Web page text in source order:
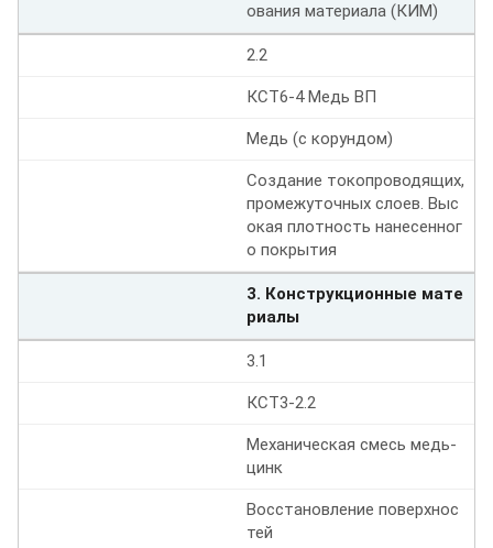
ования материала (КИМ)
2.2
КСТ6-4 Медь ВП
Медь (с корундом)
Создание токопроводящих,
промежуточных слоев. Выс
окая плотность нанесенног
о покрытия
3. Конструкционные мате
риалы
3.1
КСТ3-2.2
Механическая смесь медь-
цинк
Восстановление поверхнос
тей